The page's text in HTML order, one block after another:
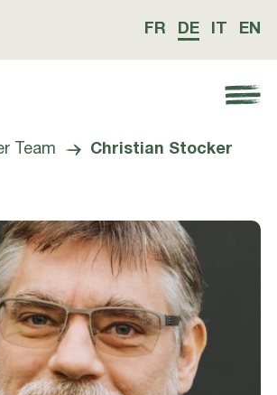
FR DE EN
bzw. schliessen
Team Christian Stocker